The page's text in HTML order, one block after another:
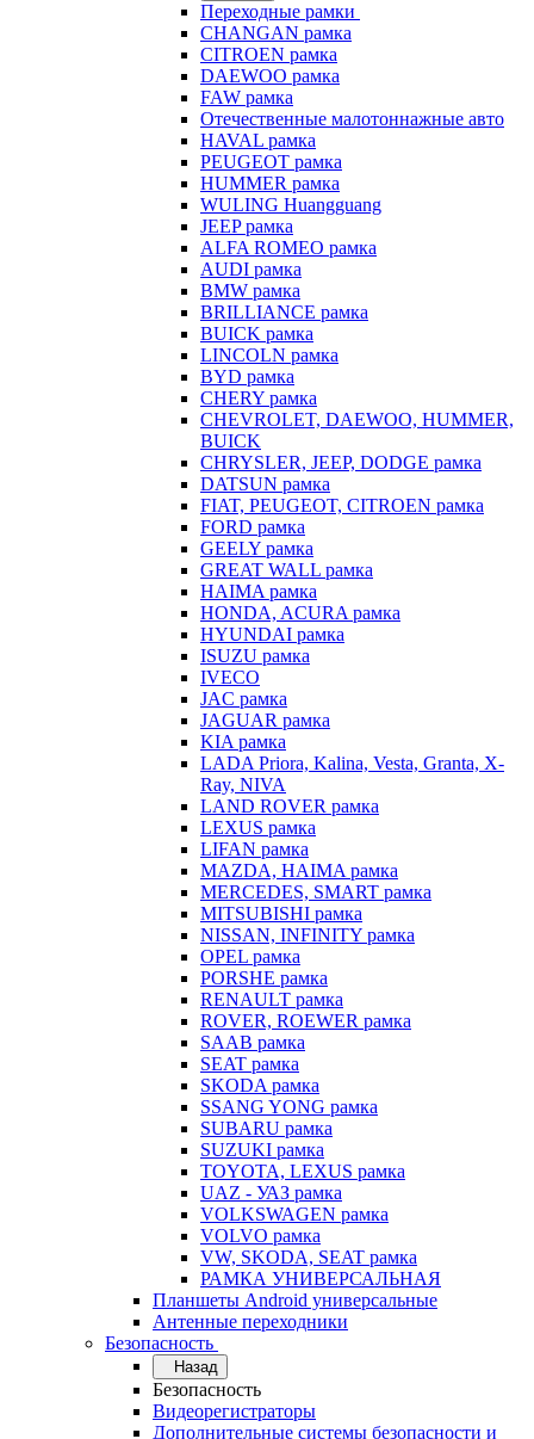
Переходные рамки
CHANGAN рамка
CITROEN рамка
DAEWOO рамка
FAW рамка
Отечественные малотоннажные авто
HAVAL рамка
PEUGEOT рамка
HUMMER рамка
WULING Huangguang
JEEP рамка
ALFA ROMEO рамка
AUDI рамка
BMW рамка
BRILLIANCE рамка
BUICK рамка
LINCOLN рамка
BYD рамка
CHERY рамка
CHEVROLET, DAEWOO, HUMMER,
BUICK
CHRYSLER, JEEP, DODGE рамка
DATSUN рамка
FIAT, PEUGEOT, CITROEN рамка
FORD рамка
GEELY рамка
GREAT WALL рамка
HAIMA рамка
HONDA, ACURA рамка
HYUNDAI рамка
ISUZU рамка
IVECO
JAC рамка
JAGUAR рамка
KIA рамка
LADA Priora, Kalina, Vesta, Granta, X-
Ray, NIVA
LAND ROVER рамка
LEXUS рамка
LIFAN рамка
MAZDA, HAIMA рамка
MERCEDES, SMART рамка
MITSUBISHI рамка
NISSAN, INFINITY рамка
OPEL рамка
PORSHE рамка
RENAULT рамка
ROVER, ROEWER рамка
SAAB рамка
SEAT рамка
SKODA рамка
SSANG YONG рамка
SUBARU рамка
SUZUKI рамка
TOYOTA, LEXUS рамка
UAZ - УАЗ рамка
VOLKSWAGEN рамка
VOLVO рамка
VW, SKODA, SEAT рамка
РАМКА УНИВЕРСАЛЬНАЯ
Планшеты Android универсальные
Антенные переходники
Безопасность
Назад
Безопасность
Видеорегистраторы
Дополнительные системы безопасности и